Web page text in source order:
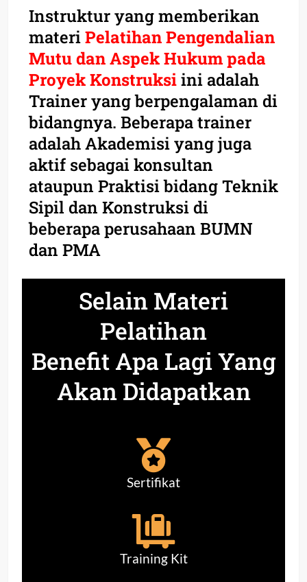
Instruktur yang memberikan
materiPelatihan Pengendalian
Mutu dan Aspek Hukum pada
Proyek Konstruksiini adalah
Trainer yang berpengalaman di
bidangnya. Beberapa trainer
adalah Akademisi yang juga
aktif sebagai konsultan
ataupun Praktisi bidang Teknik
Sipil dan Konstruksi di
beberapa perusahaan BUMN
dan PMA
Selain Materi
Pelatihan
Benefit Apa Lagi Yang
Akan Didapatkan
Sertifikat
Training Kit